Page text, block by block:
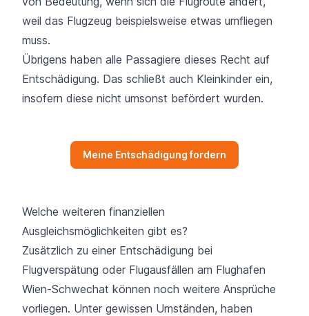
weil das Flugzeug beispielsweise etwas umfliegen
muss.
Übrigens haben alle Passagiere dieses Recht auf
Entschädigung. Das schließt auch Kleinkinder ein,
insofern diese nicht umsonst befördert wurden.
Meine Entschädigung fordern
Welche weiteren finanziellen
Ausgleichsmöglichkeiten gibt es?
Zusätzlich zu einer Entschädigung bei
Flugverspätung oder Flugausfällen am Flughafen
Wien-Schwechat können noch weitere Ansprüche
vorliegen. Unter gewissen Umständen, haben